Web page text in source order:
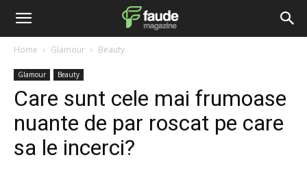
Home Glamour Beauty
Glamour Beauty
Care sunt cele mai frumoase
nuante de par roscat pe care
sa le incerci?